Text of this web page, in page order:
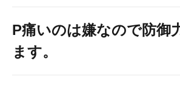
P痛いのは嫌なので防御
ます。